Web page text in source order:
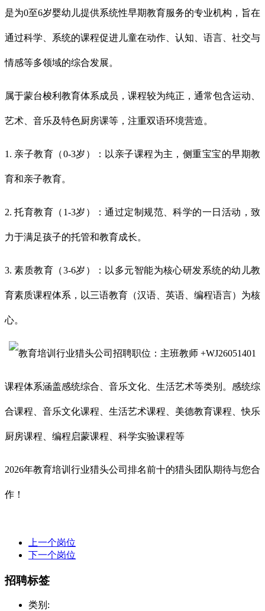
是为0至6岁婴幼儿提供系统性早期教育服务的专业机构，旨在
通过科学、系统的课程促进儿童在动作、认知、语言、社交与
情感等多领域的综合发展。
属于蒙台梭利教育体系成员，课程较为纯正，通常包含运动、
艺术、音乐及特色厨房课等，注重双语环境营造。
1. 亲子教育（0-3岁）：以亲子课程为主，侧重宝宝的早期教
育和亲子教育。
2. 托育教育（1-3岁）：通过定制规范、科学的一日活动，致
力于满足孩子的托管和教育成长。
3. 素质教育（3-6岁）：以多元智能为核心研发系统的幼儿教
育素质课程体系，以三语教育（汉语、英语、编程语言）为核
心。
课程体系涵盖感统综合、音乐文化、生活艺术等类别。感统综
合课程、音乐文化课程、生活艺术课程、美德教育课程、快乐
厨房课程、编程启蒙课程、科学实验课程等
2026年教育培训行业猎头公司排名前十的猎头团队期待与您合
作！
上一个岗位
下一个岗位
招聘标签
类别: